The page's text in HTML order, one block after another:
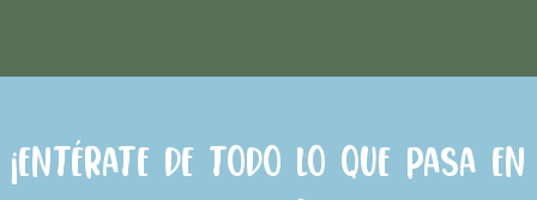
¡Entérate de todo lo que pasa en